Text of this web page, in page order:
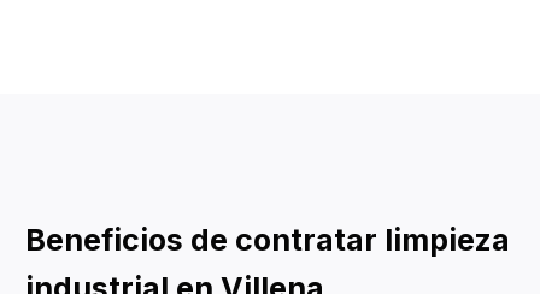
Beneficios de contratar limpieza